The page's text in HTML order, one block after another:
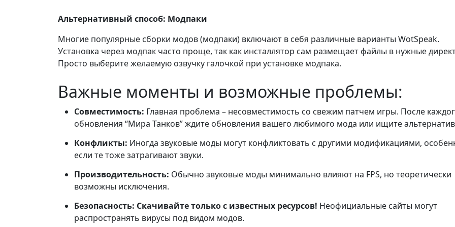
Альтернативный способ: Модпаки
Многие популярные сборки модов (модпаки) включают в себя различные варианты WotSpeak.
Установка через модпак часто проще, так как инсталлятор сам размещает файлы в нужные
Просто выберите желаемую озвучку галочкой при установке модпака.
Важные моменты и возможные проблемы:
Совместимость: Главная проблема – несовместимость со свежим патчем игры. После
обновления “Мира Танков” ждите обновления вашего любимого мода или ищите
Конфликты: Иногда звуковые моды могут конфликтовать с другими модификациями,
если те тоже затрагивают звуки.
Производительность: Обычно звуковые моды минимально влияют на FPS, но теоретически
возможны исключения.
Безопасность: Скачивайте только с известных ресурсов! Неофициальные сайты могут
распространять вирусы под видом модов.